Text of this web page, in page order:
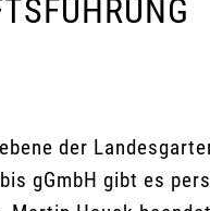
der
gGmbH gibt es